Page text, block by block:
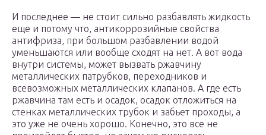
И последнее — не стоит сильно разбавлять жидкость
еще и потому что, антикоррозийные свойства
антифриза, при большом разбавлении водой
уменьшаются или вообще сходят на нет. А вот вода
внутри системы, может вызвать ржавчину
металлических патрубков, переходников и
всевозможных металлических клапанов. А где есть
ржавчина там есть и осадок, осадок отложиться на
стенках металлических трубок и забьет проходы, а
это уже не очень хорошо. Конечно, это все не